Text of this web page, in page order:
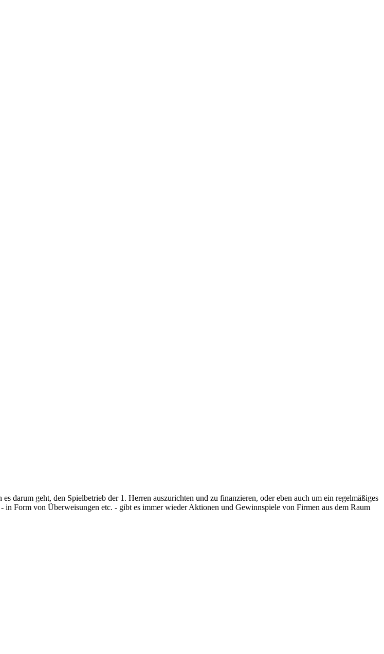
darum geht, den Spielbetrieb der 1. Herren auszurichten und zu finanzieren, oder eben auch um ein regelmäßiges
Form von Überweisungen etc. - gibt es immer wieder Aktionen und Gewinnspiele von Firmen aus dem Raum